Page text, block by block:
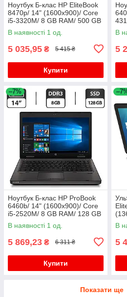
Ноутбук Б-клас HP EliteBook
8470p/ 14" (1600x900)/ Core
i5-3320M/ 8 GB RAM/ 500 GB
HDD/ HD 4000
В наявності 1 од.
5 035,95 ₴ 5 415 ₴
Купити
В
5
–7%
Ноутбук Б-клас HP ProBook
6460b/ 14" (1600x900)/ Core
i5-2520M/ 8 GB RAM/ 128 GB
SSD/ HD Graphic 3000
В наявності 1 од.
5 869,23 ₴ 6 311 ₴
Купити
GB
В
5
Показати ще